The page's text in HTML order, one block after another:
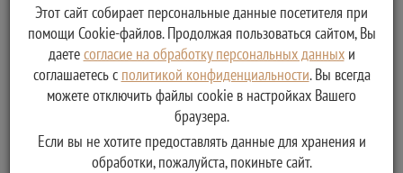
Этот сайт собирает персональные данные посетителя при
помощи Cookie-файлов. Продолжая пользоваться сайтом, Вы
даетесогласие на обработку персональных данныхи
соглашаетесь с политикой конфиденциальности. Вы всегда
можете отключить файлы cookie в настройках Вашего
браузера.
Если вы не хотите предоставлять данные для хранения и
обработки, пожалуйста, покиньте сайт.